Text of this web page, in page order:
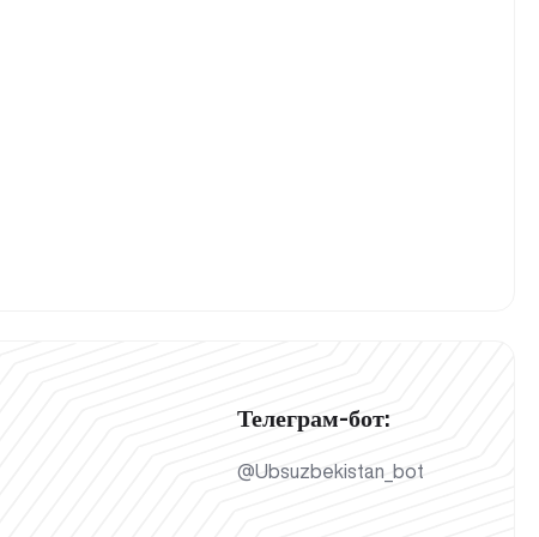
Телеграм-бот:
@Ubsuzbekistan_bot